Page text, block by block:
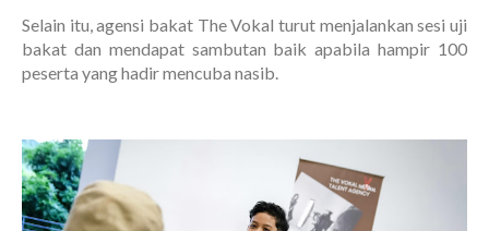
Selain itu, agensi bakat The Vokal turut menjalankan sesi uji
bakat dan mendapat sambutan baik apabila hampir 100
peserta yang hadir mencuba nasib.